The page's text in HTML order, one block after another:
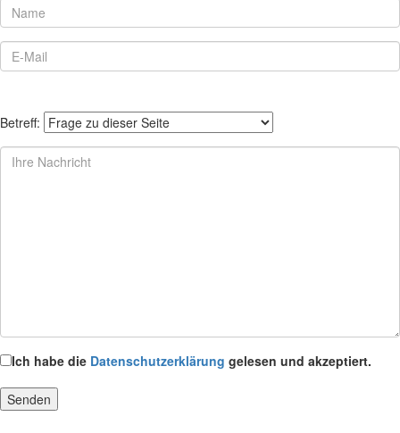
Betreff:
Ich habe die Datenschutzerklärung gelesen und akzeptiert.